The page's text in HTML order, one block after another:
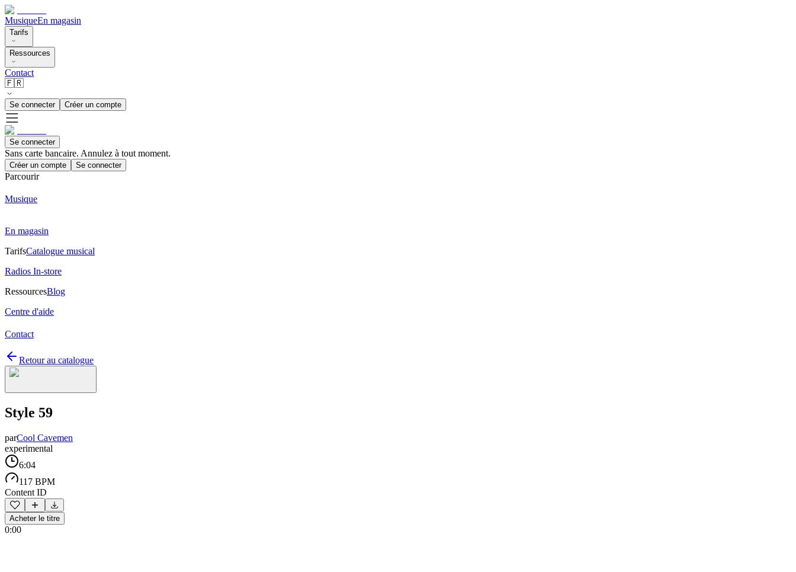
MusiqueEn magasin
Tarifs
Ressources
Contact
🇫🇷
Se connecter Créer un compte
Se connecter
Sans carte bancaire. Annulez à tout moment.
Créer un compte Se connecter
Parcourir
Musique
En magasin
TarifsCatalogue musical
Radios In-store
RessourcesBlog
Centre d'aide
Contact
Retour au catalogue
Style 59
parCool Cavemen
experimental
6:04
117 BPM
Content ID
Acheter le titre
0:00